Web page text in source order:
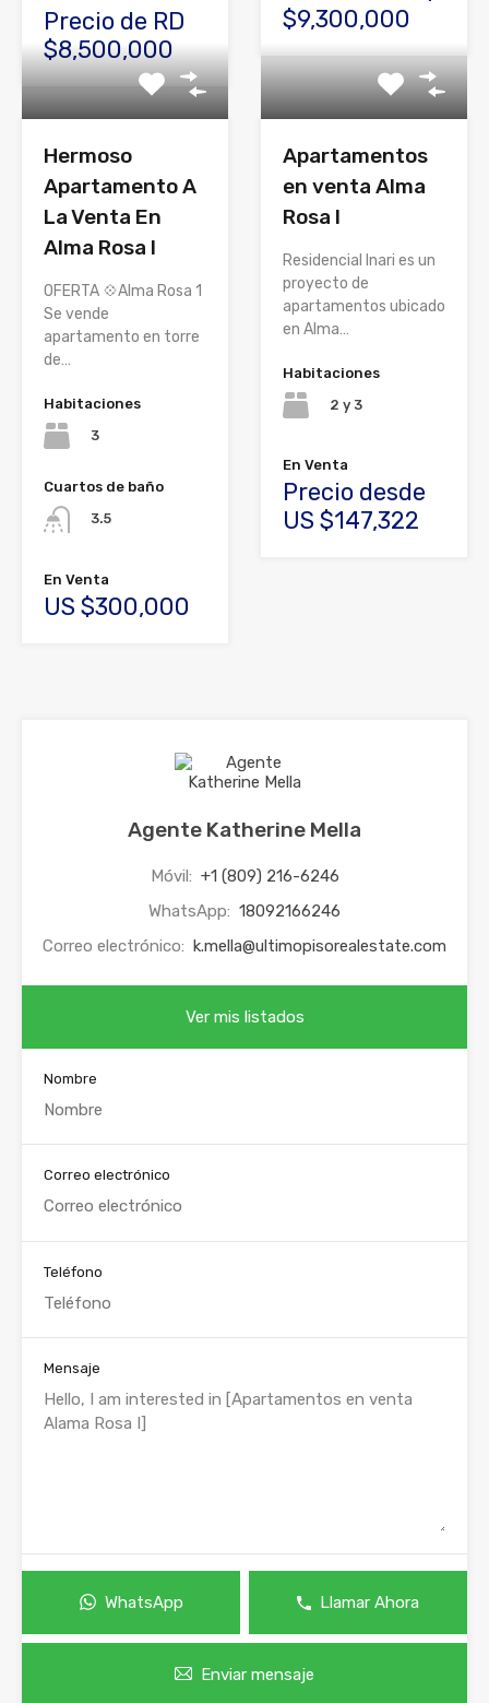
Precio de RD
$8,500,000
$9,300,000
Hermoso
Apartamento A
La Venta En
Alma Rosa I
OFERTA 💠Alma Rosa 1
Se vende
apartamento en torre
de…
Habitaciones
3
Cuartos de baño
3.5
En Venta
US $300,000
Apartamentos
en venta Alma
Rosa I
Residencial Inari es un
proyecto de
apartamentos ubicado
en Alma…
Habitaciones
2 y 3
En Venta
Precio desde
US $147,322
Agente Katherine Mella
Móvil: +1 (809) 216-6246
WhatsApp: 18092166246
Correo electrónico: k.mella@ultimopisorealestate.com
Ver mis listados
Nombre
Correo electrónico
Teléfono
Mensaje
WhatsApp Llamar Ahora
Enviar mensaje